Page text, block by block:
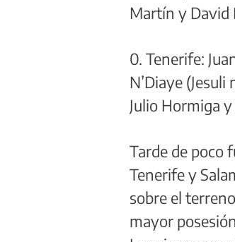
Martín y David
0. Tenerife:
N’Diaye
Julio Hormiga
Tarde de poco
Tenerife y
sobre el
mayor